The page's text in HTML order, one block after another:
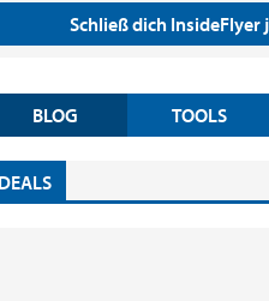
Schließ dich InsideFlyer
BLOG TOOLS
DEALS